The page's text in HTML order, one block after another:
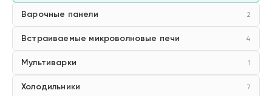
Варочные панели 2
Встраиваемые микроволновые печи 4
Мультиварки 1
Холодильники 7